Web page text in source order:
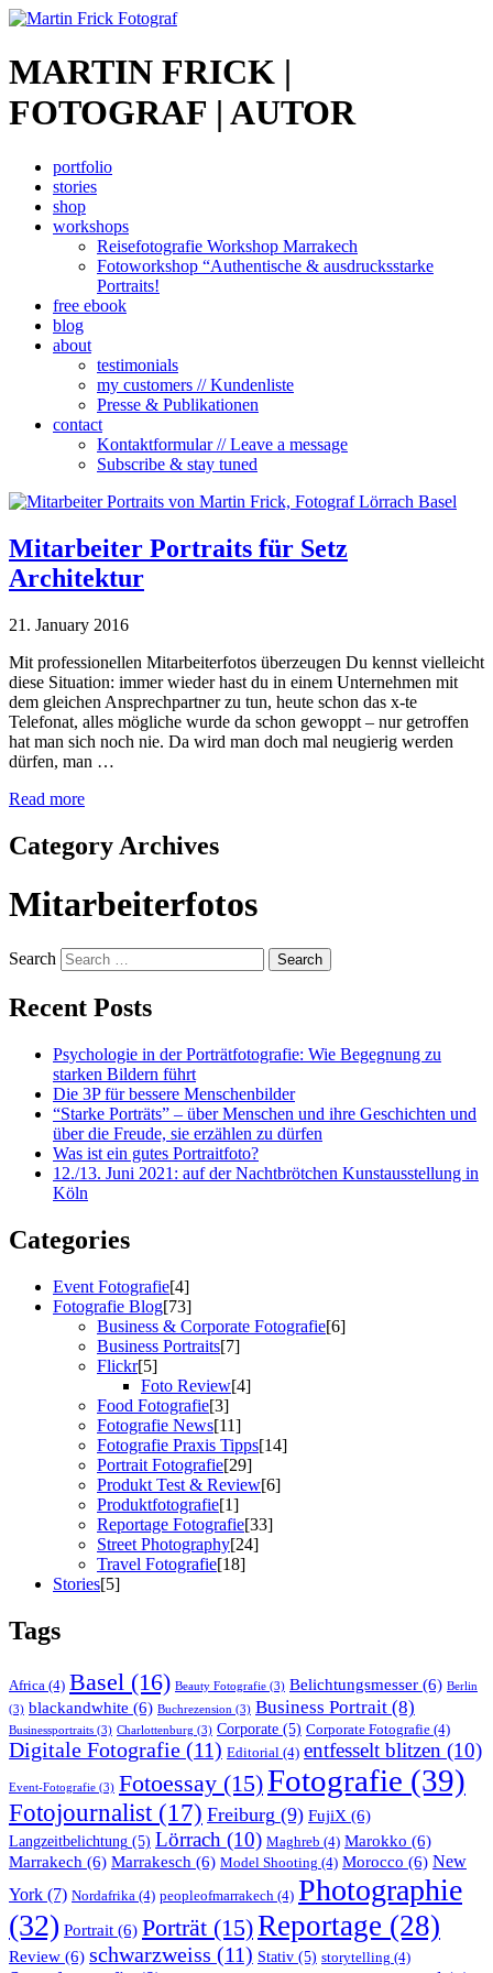
MARTIN FRICK |
FOTOGRAF | AUTOR
portfolio
stories
shop
workshops
Reisefotografie Workshop Marrakech
Fotoworkshop “Authentische & ausdrucksstarke
Portraits!
free ebook
blog
about
testimonials
my customers // Kundenliste
Presse & Publikationen
contact
Kontaktformular // Leave a message
Subscribe & stay tuned
Mitarbeiter Portraits für Setz
Architektur
21. January 2016
Mit professionellen Mitarbeiterfotos überzeugen Du kennst vielleicht
diese Situation: immer wieder hast du in einem Unternehmen mit
dem gleichen Ansprechpartner zu tun, heute schon das x-te
Telefonat, alles mögliche wurde da schon gewoppt – nur getroffen
hat man sich noch nie. Da wird man doch mal neugierig werden
dürfen, man …
Read more
Category Archives
Mitarbeiterfotos
Search
Recent Posts
Psychologie in der Porträtfotografie: Wie Begegnung zu
starken Bildern führt
Die 3P für bessere Menschenbilder
“Starke Porträts” – über Menschen und ihre Geschichten und
über die Freude, sie erzählen zu dürfen
Was ist ein gutes Portraitfoto?
12./13. Juni 2021: auf der Nachtbrötchen Kunstausstellung in
Köln
Categories
Event Fotografie[4]
Fotografie Blog[73]
Business & Corporate Fotografie[6]
Business Portraits[7]
Flickr[5]
Foto Review[4]
Food Fotografie[3]
Fotografie News[11]
Fotografie Praxis Tipps[14]
Portrait Fotografie[29]
Produkt Test & Review[6]
Produktfotografie[1]
Reportage Fotografie[33]
Street Photography[24]
Travel Fotografie[18]
Stories[5]
Tags
Africa (4) Basel (16) Beauty Fotografie (3) Belichtungsmesser (6) Berlin
(3) blackandwhite (6) Buchrezension (3) Business Portrait (8)
Businessportraits (3) Charlottenburg (3) Corporate (5) Corporate Fotografie (4)
Digitale Fotografie (11) Editorial (4) entfesselt blitzen (10)
Event-Fotografie (3) Fotoessay (15)Fotografie (39)
Fotojournalist (17) Freiburg (9) FujiX (6)
Langzeitbelichtung (5) Lörrach (10) Maghreb (4) Marokko (6)
Marrakech (6) Marrakesch (6) Model Shooting (4) Morocco (6) New
York (7) Nordafrika (4) peopleofmarrakech (4) Photographie
(32) Portrait (6) Porträt (15)Reportage (28)
Review (6) schwarzweiss (11) Stativ (5) storytelling (4)